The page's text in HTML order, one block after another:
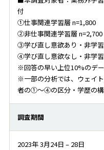
付
①仕事関連学習層 n=1,800
②非仕事関連学習層 n=2,700
③学び直し意欲あり・非学
④学び直し意欲なし・非学
※回答の早い上位10%のデ
※一部の分析では、ウェイ
者の①～④の区分・学歴の
調査期間
2023年 3月24日 – 28日